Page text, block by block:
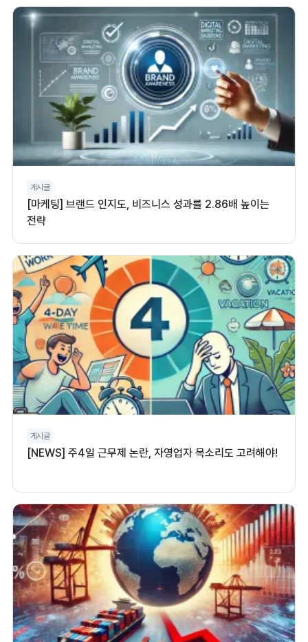
게시글
[마케팅] 브랜드 인지도, 비즈니스 성과를 2.86배 높이는
전략
게시글
[NEWS] 주4일 근무제 논란, 자영업자 목소리도 고려해야!